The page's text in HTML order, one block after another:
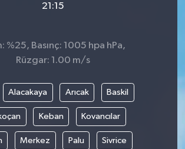
21:15
%25, Basınç: 1005 hpa hPa,
Rüzgar: 1.00 m/s
Alacakaya Arıcak Baskil
Keban Kovancılar
Merkez Palu Sivrice